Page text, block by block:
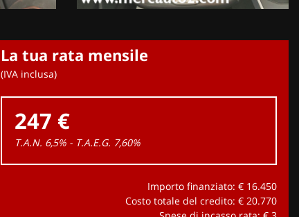
La tua rata mensile
(IVA inclusa)
247 €
T.A.N. 6,5% - T.A.E.G. 7,60%
Importo finanziato: € 16.450
Costo totale del credito: € 20.770